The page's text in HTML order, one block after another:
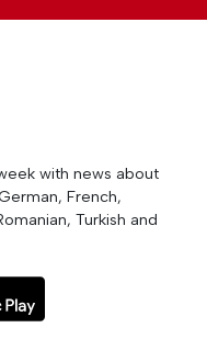
with news about
French,
Turkish and